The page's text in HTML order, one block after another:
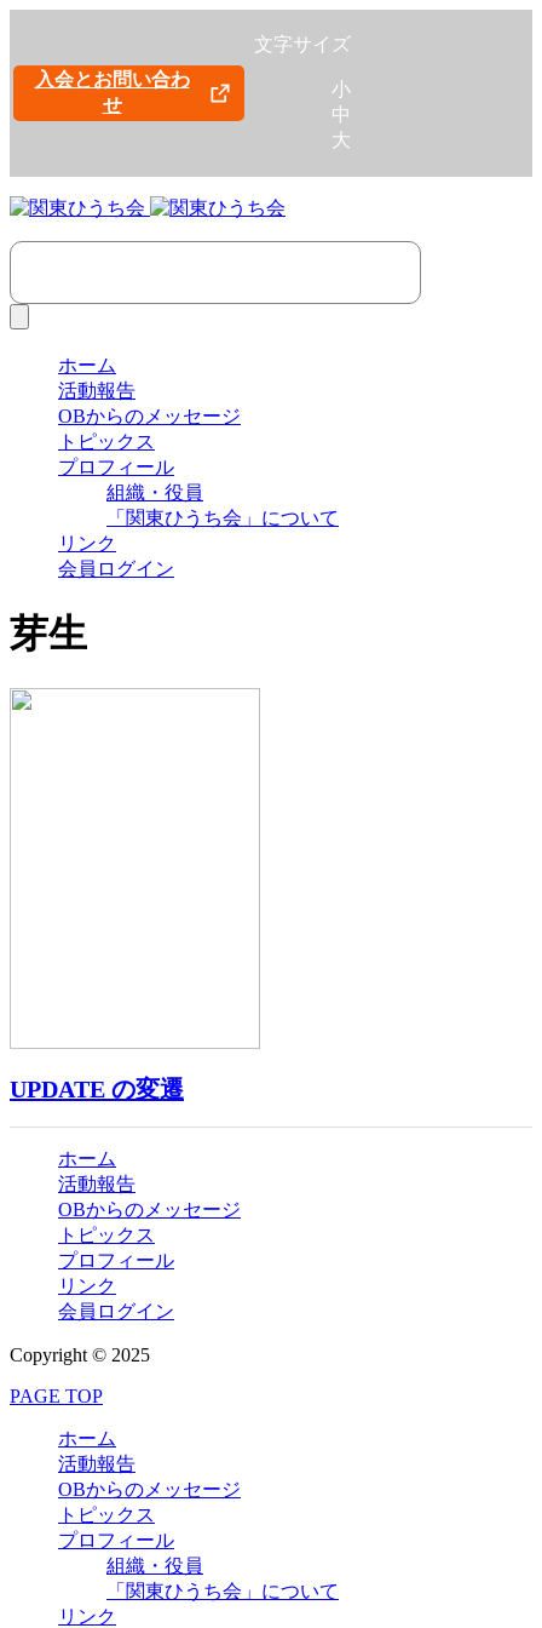
入会とお問い合わ
せ
文字サイズ
小
中
大
ホーム
活動報告
OBからのメッセージ
トピックス
プロフィール
組織・役員
「関東ひうち会」について
リンク
会員ログイン
芽生
UPDATE の変遷
ホーム
活動報告
OBからのメッセージ
トピックス
プロフィール
リンク
会員ログイン
Copyright © 2025
PAGE TOP
ホーム
活動報告
OBからのメッセージ
トピックス
プロフィール
組織・役員
「関東ひうち会」について
リンク